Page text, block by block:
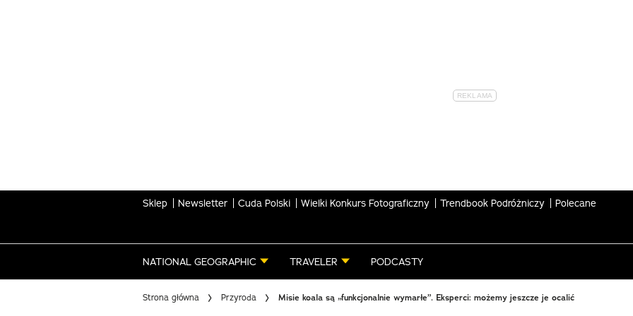
Sklep Newsletter Cuda Polski Wielki Konkurs Fotograficzny Trendbook Podróżniczy Polecane
NATIONAL GEOGRAPHIC TRAVELER PODCASTY
Strona główna Przyroda Misie koala są „funkcjonalnie wymarłe”. Eksperci: możemy jeszcze je ocalić